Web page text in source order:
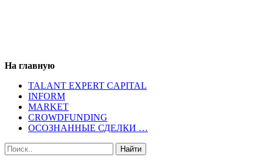
На главную
TALANT EXPERT CAPITAL
INFORM
MARKET
CROWDFUNDING
ОСОЗНАННЫЕ СДЕЛКИ …